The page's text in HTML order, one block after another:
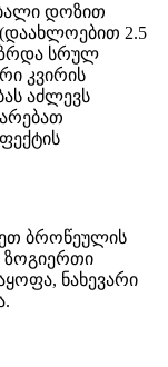
დოზით
(დაახლოებით 2.5
სრულ
კვირის
აძლევს
ბროწეულის
ზოგიერთი
ნახევარი